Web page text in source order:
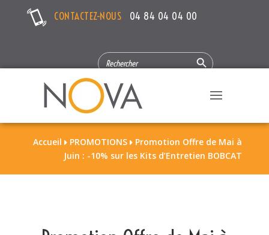
CONTACTEZ-NOUS 04 84 04 04 00
SEARCH
FOR:
Search Button
Accueil  PROMOTIONS  Promotion Offre de Mai à
Juin : -10% sur les Kits d’Entretien BOBCAT